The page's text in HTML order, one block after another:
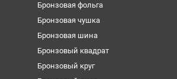
Бронзовая фольга
Бронзовая чушка
Бронзовая шина
Бронзовый квадрат
Бронзовый круг